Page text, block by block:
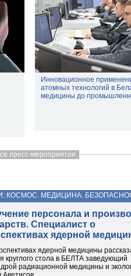
Инновационное
атомных технологий в
медицины до
пресс-мероприятия
КОСМОС. МЕДИЦИНА.
персонала и
Специалист о
ядерной
ядерной медицины
круглого стола в БЕЛТА заведующий
радиационной медицины и